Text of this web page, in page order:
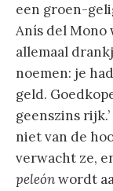
een groen-
Anís del Mono
allemaal
noemen: je
geld.
geenszins
niet van de
verwacht ze,
peleónwordt